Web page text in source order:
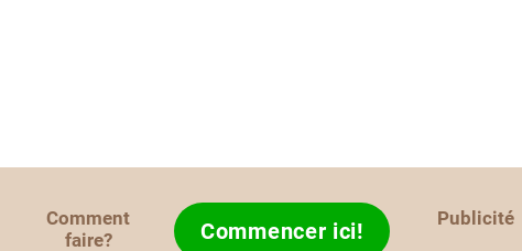
Comment
faire?
Commencer ici! Publicité